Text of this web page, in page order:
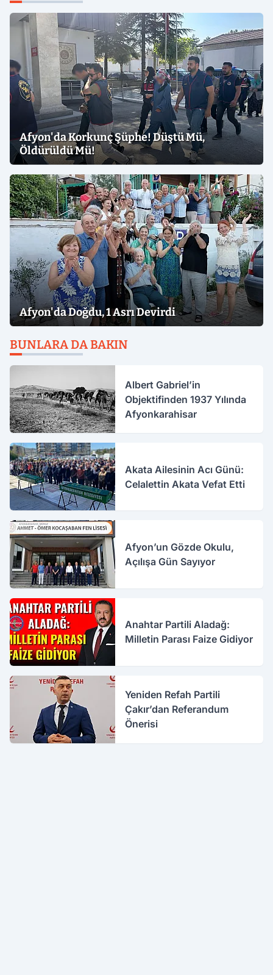
Afyon'da Korkunç Şüphe! Düştü Mü,
Öldürüldü Mü!
Afyon'da Doğdu, 1 Asrı Devirdi
BUNLARA DA BAKIN
Albert Gabriel’in
Objektifinden 1937 Yılında
Afyonkarahisar
Akata Ailesinin Acı Günü:
Celalettin Akata Vefat Etti
Afyon’un Gözde Okulu,
Açılışa Gün Sayıyor
Anahtar Partili Aladağ:
Milletin Parası Faize Gidiyor
Yeniden Refah Partili
Çakır’dan Referandum
Önerisi